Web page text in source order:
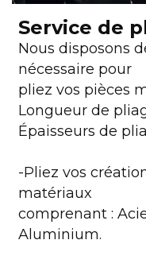
Service de
Nous disposons
nécessaire pour
pliez vos pièces
Longueur de
Épaisseurs de
-Pliez vos
matériaux
comprenant :
Aluminium.